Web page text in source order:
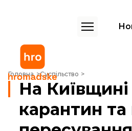
Головна Суспільство
На Київщині на вихідні планують
На
карантин